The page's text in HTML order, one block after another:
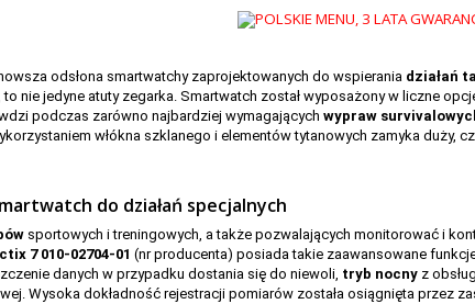
odsłona smartwatchy zaprojektowanych do wspierania działań
nie jedyne atuty zegarka. Smartwatch został wyposażony w liczne
podczas zarówno najbardziej wymagających wypraw
włókna szklanego i elementów tytanowych zamyka duży,
do działań specjalnych
sportowych i treningowych, a także pozwalających monitorować i
7 010-02704-01 (nr producenta) posiada takie zaawansowane
danych w przypadku dostania się do niewoli, tryb nocny z
Wysoka dokładność rejestracji pomiarów została osiągnięta przez
34